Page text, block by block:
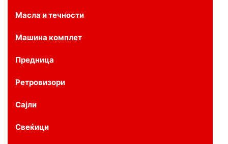
Масла и течности
Машина комплет
Предница
Ретровизори
Сајли
Свеќици